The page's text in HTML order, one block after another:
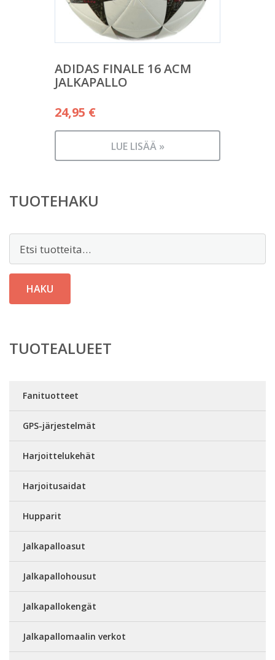
ADIDAS FINALE 16 ACM
JALKAPALLO
24,95 €
LUE LISÄÄ »
TUOTEHAKU
HAKU
TUOTEALUEET
Fanituotteet
GPS-järjestelmät
Harjoittelukehät
Harjoitusaidat
Hupparit
Jalkapalloasut
Jalkapallohousut
Jalkapallokengät
Jalkapallomaalin verkot